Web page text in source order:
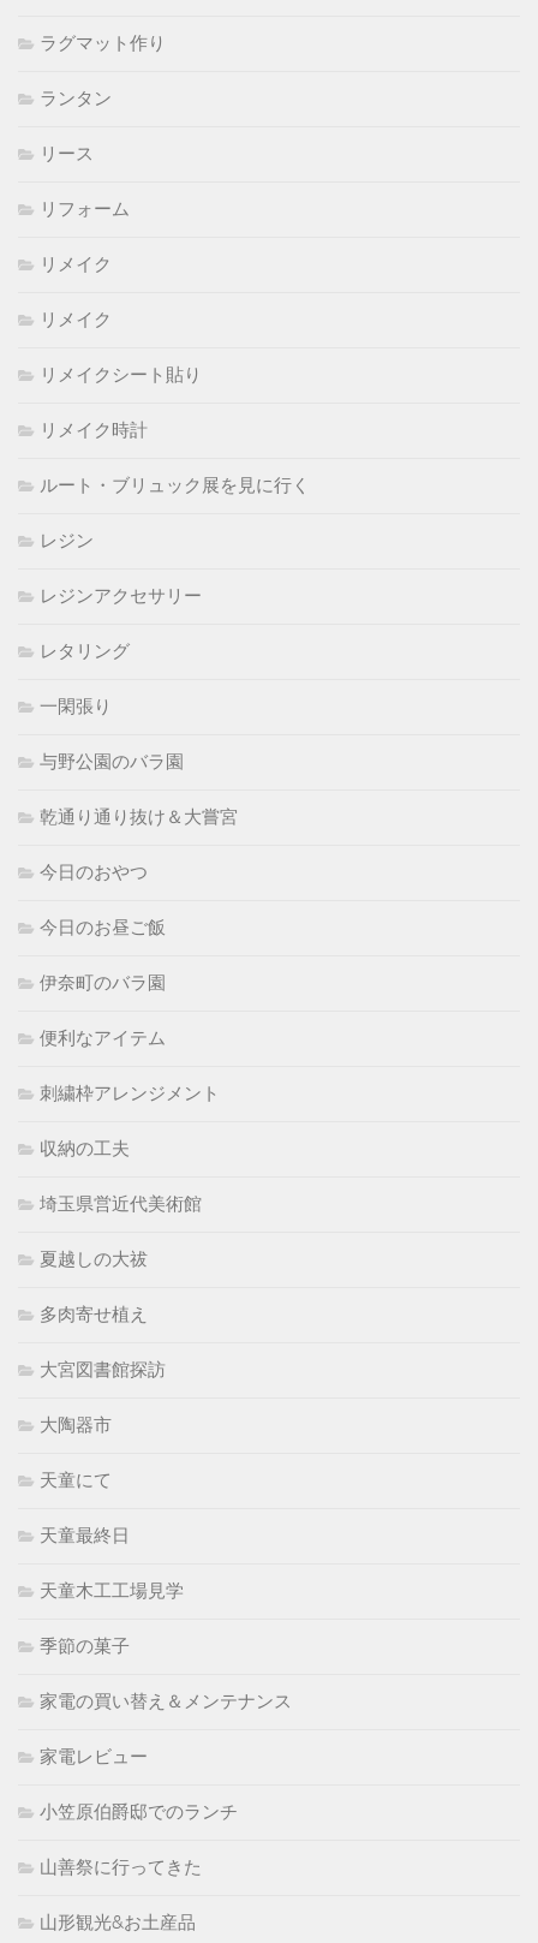
ラグマット作り
ランタン
リース
リフォーム
リメイク
リメイク
リメイクシート貼り
リメイク時計
ルート・ブリュック展を見に行く
レジン
レジンアクセサリー
レタリング
一閑張り
与野公園のバラ園
乾通り通り抜け＆大嘗宮
今日のおやつ
今日のお昼ご飯
伊奈町のバラ園
便利なアイテム
刺繍枠アレンジメント
収納の工夫
埼玉県営近代美術館
夏越しの大祓
多肉寄せ植え
大宮図書館探訪
大陶器市
天童にて
天童最終日
天童木工工場見学
季節の菓子
家電の買い替え＆メンテナンス
家電レビュー
小笠原伯爵邸でのランチ
山善祭に行ってきた
山形観光&お土産品